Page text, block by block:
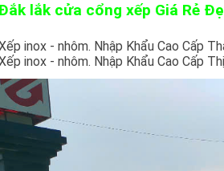
lắk cửa cổng xếp Giá Rẻ
inox - nhôm. Nhập Khẩu Cao Cấp
inox - nhôm. Nhập Khẩu Cao Cấp